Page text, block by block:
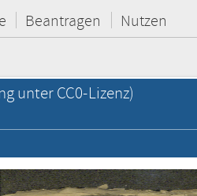
Beantragen Nutzen
unter CC0-Lizenz)